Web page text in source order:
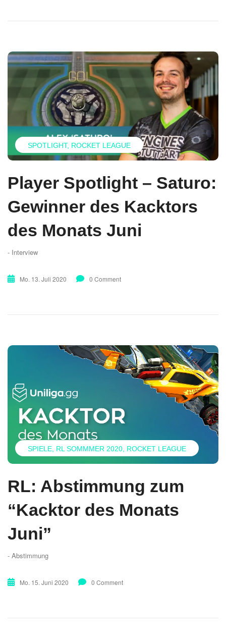
SPOTLIGHT ROCKET LEAGUE
Player Spotlight – Saturo:
Gewinner des Kacktors
des Monats Juni
- Interview
Mo. 13. Juli 2020 0 Comment
SPIELE RL SOMMMER 2020 ROCKET LEAGUE
RL: Abstimmung zum
“Kacktor des Monats
Juni”
- Abstimmung
Mo. 15. Juni 2020 0 Comment